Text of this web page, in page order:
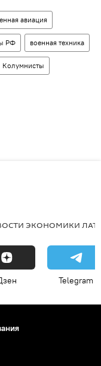
авиация
РФ военная техника
Колумнисты
ЭКОНОМИКИ
Telegram